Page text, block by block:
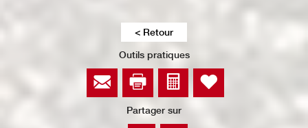
< Retour
Outils pratiques
Partager sur